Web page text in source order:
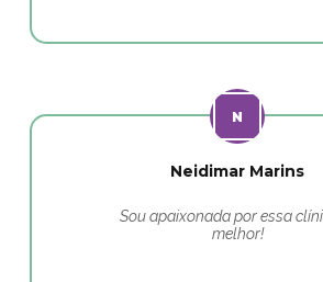
Neidimar Marins
Sou apaixonada por essa
melhor!